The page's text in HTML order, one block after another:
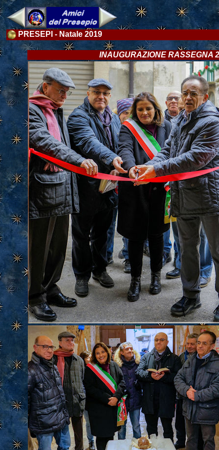
PRESEPI - Natale 2019
INAUGURAZIONE